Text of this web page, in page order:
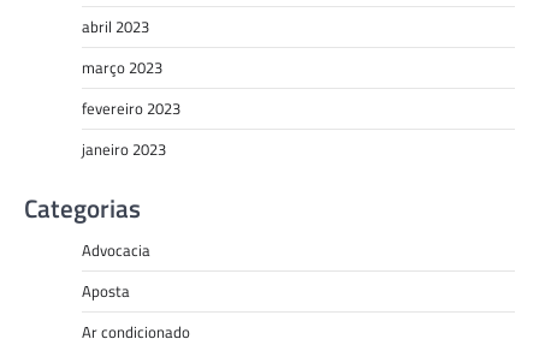
abril 2023
março 2023
fevereiro 2023
janeiro 2023
Categorias
Advocacia
Aposta
Ar condicionado